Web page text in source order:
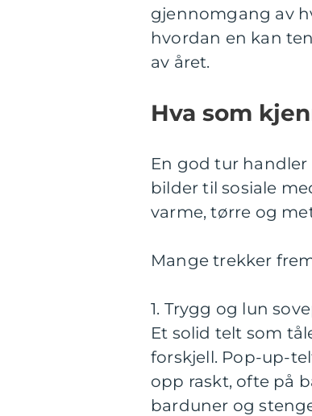
gjennomgang av
hvordan en kan
av året.
Hva som
En god tur
bilder til sosiale
varme, tørre og
Mange trekker
1. Trygg og lun
Et solid telt som
forskjell. Pop-up-
opp raskt, ofte på
barduner og